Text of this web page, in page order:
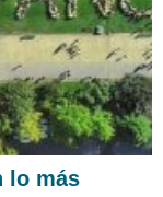
lo más